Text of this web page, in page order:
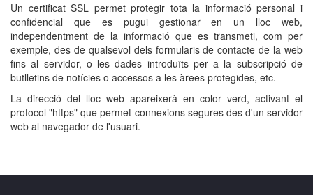
Un certificat SSL permet protegir tota la informació personal i
confidencial que es pugui gestionar en un lloc web,
independentment de la informació que es transmeti, com per
exemple, des de qualsevol dels formularis de contacte de la web
fins al servidor, o les dades introduïts per a la subscripció de
butlletins de notícies o accessos a les àrees protegides, etc.
La direcció del lloc web apareixerà en color verd, activant el
protocol "https" que permet connexions segures des d'un servidor
web al navegador de l'usuari.